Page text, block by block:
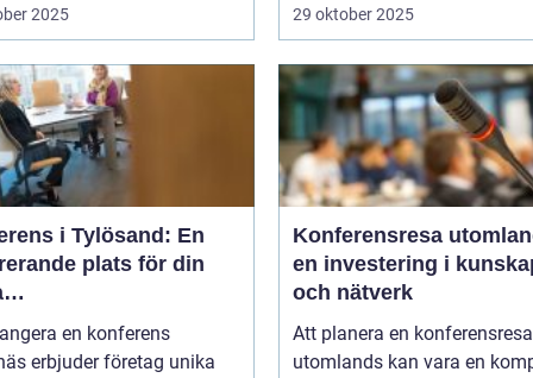
2025 29 oktober 2025
i Tylösand: En
plats för din
en konferens
erbjuder företag unika
Konferensresa
en investering i
och nätverk
Att planera en konferensresa
utomlands kan vara en